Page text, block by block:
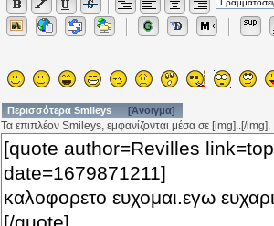
Περισσότερα Smileys [Άνοιγμα]
Τα επιπλέον Smileys, εμφανίζονται μέσα σε [img]..[/img].